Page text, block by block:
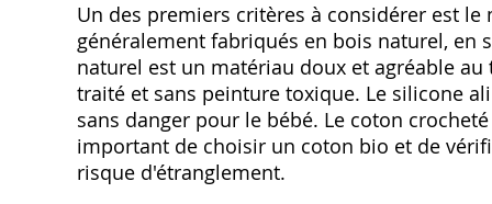
Un des premiers critères à considérer est
généralement fabriqués en bois naturel, en
naturel est un matériau doux et agréable
traité et sans peinture toxique. Le silicone
sans danger pour le bébé. Le coton
important de choisir un coton bio et de
risque d'étranglement.